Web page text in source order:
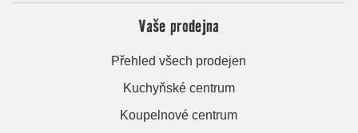
Vaše prodejna
Přehled všech prodejen
Kuchyňské centrum
Koupelnové centrum